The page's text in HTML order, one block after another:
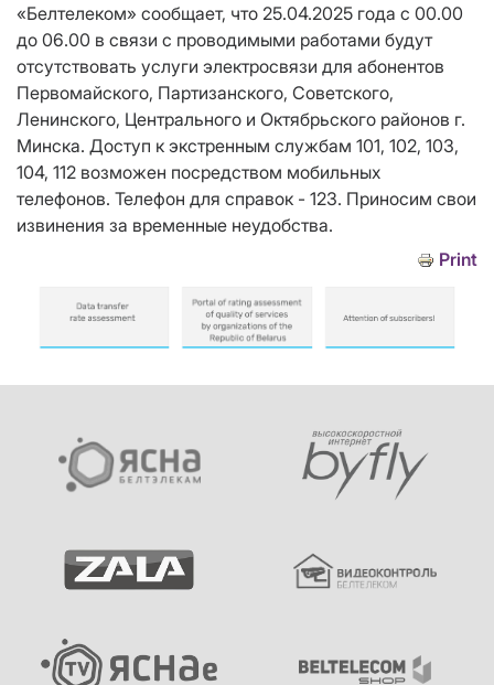
«Белтелеком» сообщает, что 25.04.2025 года с 00.00
до 06.00 в связи с проводимыми работами будут
отсутствовать услуги электросвязи для абонентов
Первомайского, Партизанского, Советского,
Ленинского, Центрального и Октябрьского районов г.
Минска. Доступ к экстренным службам 101, 102, 103,
104, 112 возможен посредством мобильных
телефонов. Телефон для справок - 123. Приносим свои
извинения за временные неудобства.
Print